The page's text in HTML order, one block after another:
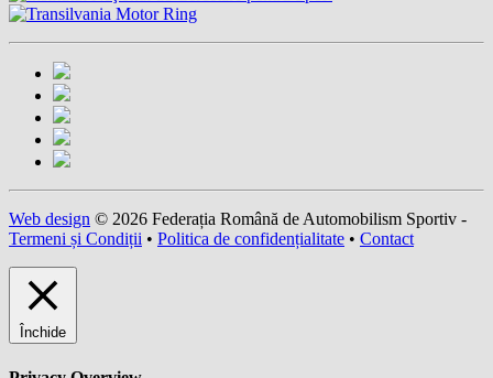
Web design © 2026 Federația Română de Automobilism Sportiv -
Termeni și Condiții • Politica de confidențialitate • Contact
Închide